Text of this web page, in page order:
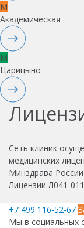
M
Академическая
M
Царицыно
Сеть клиник
медицинских
Минздрава России
Лицензии Л041-
+7 499 116-52-67
Мы в социальных